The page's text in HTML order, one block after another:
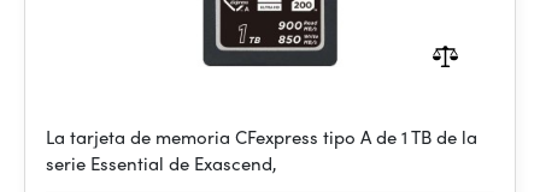
La tarjeta de memoria CFexpress tipo A de 1 TB de la
serie Essential de Exascend,